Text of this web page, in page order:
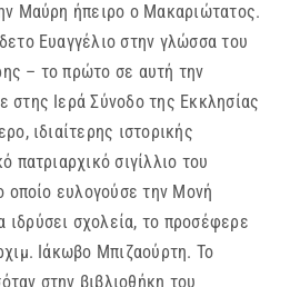
Μαύρη ήπειρο ο Μακαριώτατος.
Ευαγγέλιο στην γλώσσα του
– το πρώτο σε αυτή την
Ιερά Σύνοδο της Εκκλησίας
ιδιαίτερης ιστορικής
πατριαρχικό σιγίλλιο του
οποίο ευλογούσε την Μονή
σχολεία, το προσέφερε
Ιάκωβο Μπιζαούρτη. Το
στην βιβλιοθήκη του